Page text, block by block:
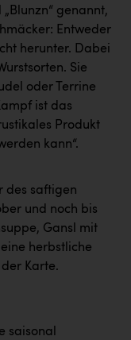
genannt,
Entweder
herunter. Dabei
Sie
oder Terrine
ist das
Produkt
kann“.
des saftigen
und noch bis
Gansl mit
herbstliche
Karte.
saisonal